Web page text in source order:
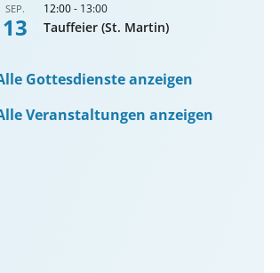
SEP.
13
12:00- 13:00
Tauffeier (St. Martin)
Gottesdienste anzeigen
Veranstaltungen anzeigen